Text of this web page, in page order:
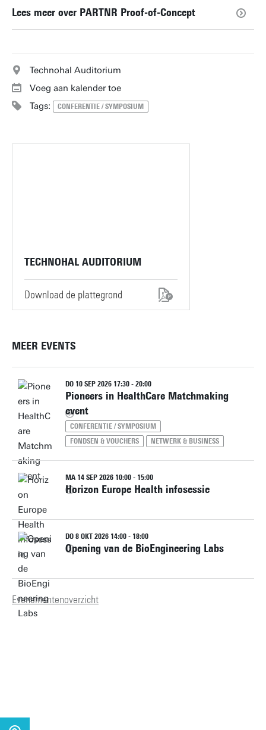
Lees meer over PARTNR Proof-of-Concept
Technohal Auditorium
Voeg aan kalender toe
Tags:
CONFERENTIE / SYMPOSIUM
TECHNOHAL AUDITORIUM
Download de plattegrond
MEER EVENTS
DO 10 SEP 2026 17:30 - 20:00
Pioneers in HealthCare Matchmaking
event
CONFERENTIE / SYMPOSIUM
FONDSEN & VOUCHERS
NETWERK & BUSINESS
MA 14 SEP 2026 10:00 - 15:00
Horizon Europe Health infosessie
DO 8 OKT 2026 14:00 - 18:00
Opening van de BioEngineering Labs
Evenementenoverzicht